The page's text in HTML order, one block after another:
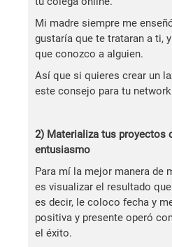
Mi madre siempre me
gustaría que te trataran a ti,
que conozco a alguien.
Así que si quieres crear un
este consejo para tu
2) Materializa tus proyectos
entusiasmo
Para mí la mejor manera de
es visualizar el resultado
es decir, le coloco fecha y
positiva y presente operó
el éxito.